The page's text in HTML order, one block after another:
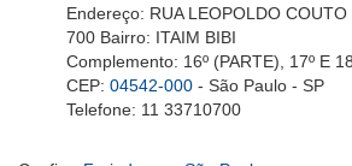
Endereço: RUA LEOPOLDO COUTO
700 Bairro: ITAIM BIBI
Complemento: 16º (PARTE), 17º E
CEP: 04542-000 - São Paulo - SP
Telefone: 11 33710700